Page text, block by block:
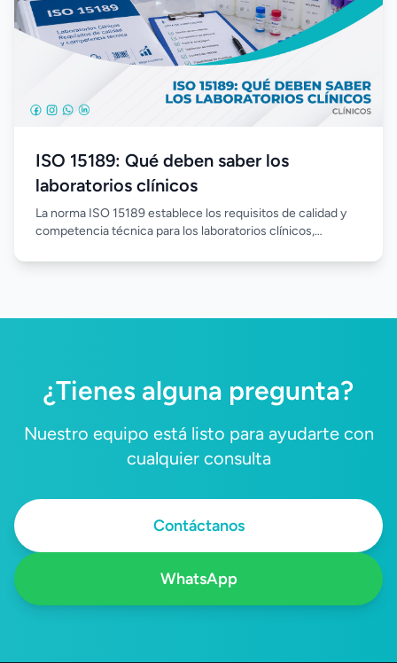
ISO 15189: Qué deben saber los
laboratorios clínicos
La norma ISO 15189 establece los requisitos de calidad y
competencia técnica para los laboratorios clínicos,
resultados confiables. Su implementación fortalece la
¿Tienes alguna pregunta?
Nuestro equipo está listo para ayudarte con
cualquier consulta
Contáctanos
WhatsApp